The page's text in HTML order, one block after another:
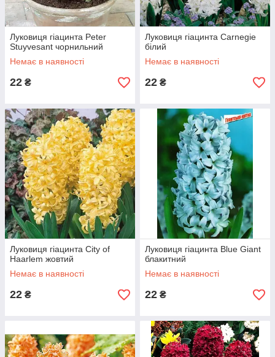
Луковиця гіацинта Peter
Stuyvesant чорнильний
Немає в наявності
22 ₴
Луковиця гіацинта Carnegie
білий
Немає в наявності
22 ₴
Луковиця гіацинта City of
Haarlem жовтий
Немає в наявності
22 ₴
Луковиця гіацинта Blue Giant
блакитний
Немає в наявності
22 ₴